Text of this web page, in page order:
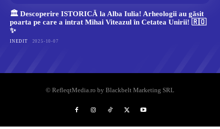
🏛️ Descoperire ISTORICĂ la Alba Iulia! Arheologii au găsit
poarta pe care a intrat Mihai Viteazul în Cetatea Unirii! 🇷🇴
✨
INEDIT 2025-10-07
© RefleqtMedia.ro by Blackbelt Marketing SRL